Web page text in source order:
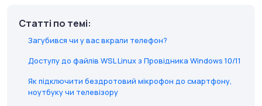
Статті по темі:
Загубився чи у вас вкрали телефон?
Доступу до файлів WSL Linux з Провідника Windows 10/11
Як підключити бездротовий мікрофон до смартфону,
ноутбуку чи телевізору